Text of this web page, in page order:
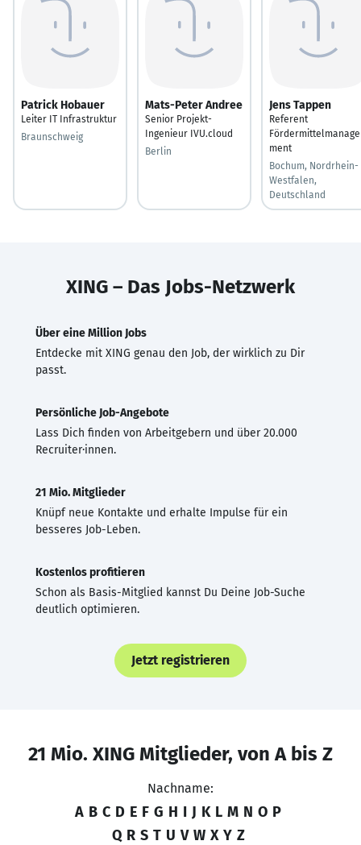
Patrick Hobauer
Leiter IT Infrastruktur
Braunschweig
Mats-Peter Andree
Senior Projekt-
Ingenieur IVU.cloud
Berlin
Jens Tappen
Referent
Fördermittelmanage
ment
Bochum, Nordrhein-
Westfalen,
Deutschland
XING – Das Jobs-Netzwerk
Über eine Million Jobs
Entdecke mit XING genau den Job, der wirklich zu Dir
passt.
Persönliche Job-Angebote
Lass Dich finden von Arbeitgebern und über 20.000
Recruiter·innen.
21 Mio. Mitglieder
Knüpf neue Kontakte und erhalte Impulse für ein
besseres Job-Leben.
Kostenlos profitieren
Schon als Basis-Mitglied kannst Du Deine Job-Suche
deutlich optimieren.
Jetzt registrieren
21 Mio. XING Mitglieder, von A bis Z
Nachname:
A B C D E F G H I J K L M N O P
Q R S T U V W X Y Z